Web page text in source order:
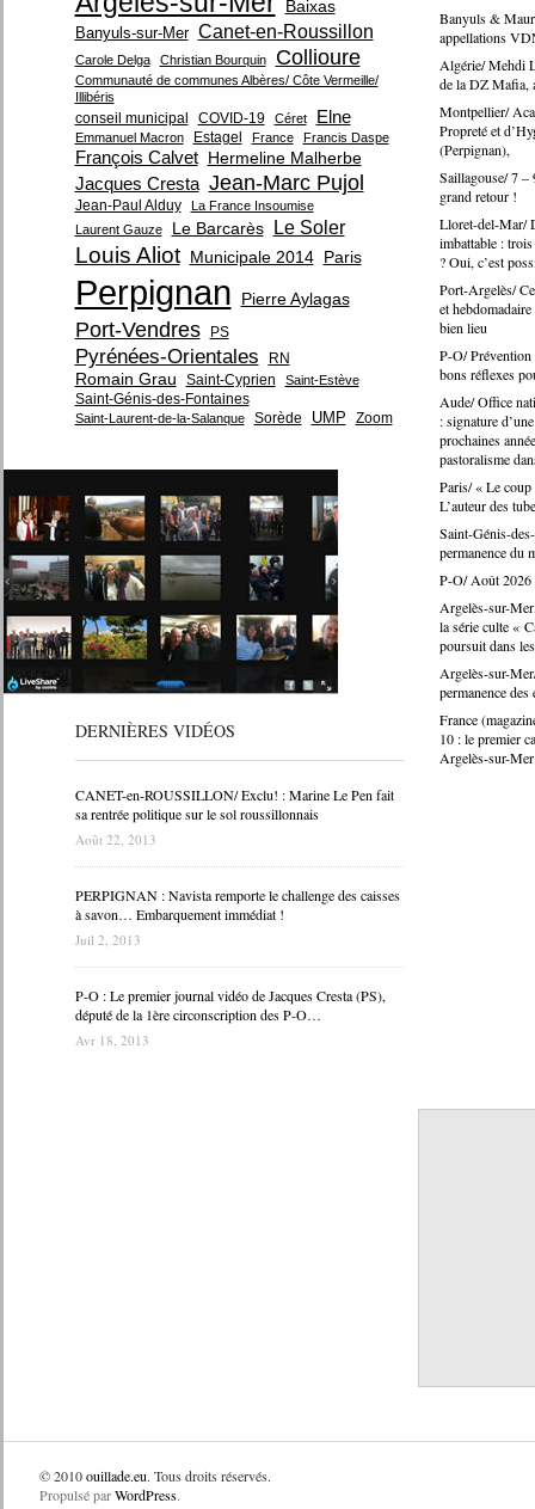
Banyuls &
appellations
Algérie/ Mehdi
de la DZ Mafia,
Montpellier/
Propreté et
(Perpignan),
Saillagouse/ 7 –
grand retour !
Lloret-del-Mar/
imbattable :
? Oui, c’est
Port-Argelès/
et
bien lieu
P-O/ Prévention
bons réflexes
Aude/ Office
: signature
prochaines
pastoralisme
Paris/ « Le
L’auteur des
Saint-Génis-
permanence du
P-O/ Août 2026
Argelès-sur-
la série culte «
poursuit dans
Argelès-sur-
permanence des
France
10 : le premier
Argelès-sur-
Baixas
Banyuls-sur-Mer Canet-en-Roussillon
Carole Delga Christian Bourquin Collioure
Communauté de communes Albères/ Côte Vermeille/
Illibéris
conseil municipal COVID-19 Céret Elne
Emmanuel Macron Estagel France Francis Daspe
François Calvet Hermeline Malherbe
Jacques Cresta Jean-Marc Pujol
Jean-Paul Alduy
La France Insoumise
Laurent Gauze
Le Barcarès Le Soler
Louis Aliot Municipale 2014 Paris
Perpignan Pierre Aylagas
Port-Vendres PS
Pyrénées-Orientales RN
Romain Grau Saint-Cyprien Saint-Estève
Saint-Génis-des-Fontaines
Saint-Laurent-de-la-Salanque Sorède UMP Zoom
DERNIÈRES VIDÉOS
CANET-en-ROUSSILLON/ Exclu! : Marine Le Pen fait
sa rentrée politique sur le sol roussillonnais
Août 22, 2013
PERPIGNAN : Navista remporte le challenge des caisses
à savon… Embarquement immédiat !
Juil 2, 2013
P-O : Le premier journal vidéo de Jacques Cresta (PS),
député de la 1ère circonscription des P-O…
Avr 18, 2013
© 2010ouillade.eu. Tous droits réservés.
Propulsé parWordPress.